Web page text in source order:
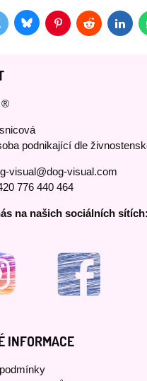
BlueskyPinterestReddit
®
podnikající dle
visual@dog-visual.com
776 440 464
na našich sociálních sítích:
INFORMACE